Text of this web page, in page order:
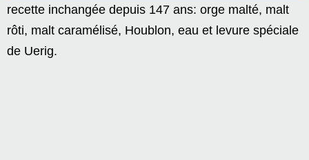
recette inchangée depuis 147 ans: orge malté, malt
rôti, malt caramélisé, Houblon, eau et levure spéciale
de Uerig.